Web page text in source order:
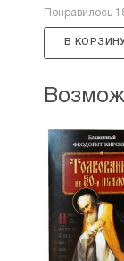
Понравилось
В